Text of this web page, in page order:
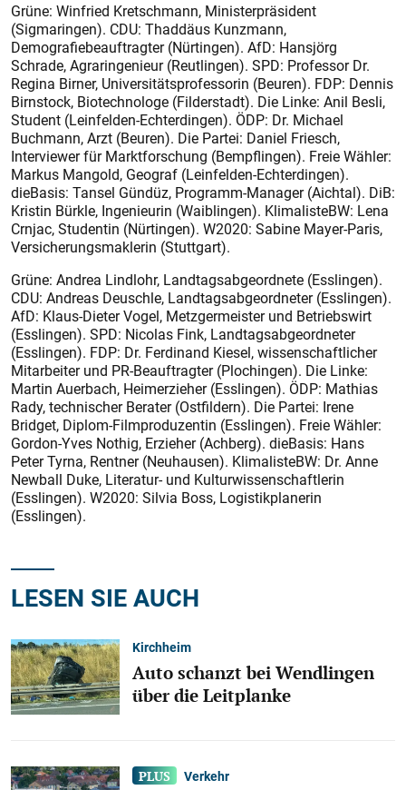
Grüne: Winfried Kretschmann, Ministerpräsident
(Sigmaringen). CDU: Thaddäus Kunzmann,
Demografiebeauftragter (Nürtingen). AfD: Hansjörg
Schrade, Agraringenieur (Reutlingen). SPD: Professor Dr.
Regina Birner, Universitätsprofessorin (Beuren). FDP: Dennis
Birnstock, Biotechnologe (Filderstadt). Die Linke: Anil Besli,
Student (Leinfelden-Echterdingen). ÖDP: Dr. Michael
Buchmann, Arzt (Beuren). Die Partei: Daniel Friesch,
Interviewer für Marktforschung (Bempflingen). Freie Wähler:
Markus Mangold, Geograf (Leinfelden-Echterdingen).
dieBasis: Tansel Gündüz, Programm-Manager (Aichtal). DiB:
Kristin Bürkle, Ingenieurin (Waiblingen). KlimalisteBW: Lena
Crnjac, Studentin (Nürtingen). W2020: Sabine Mayer-Paris,
Versicherungsmaklerin (Stuttgart).
Grüne: Andrea Lindlohr, Landtagsabgeordnete (Esslingen).
CDU: Andreas Deuschle, Landtagsabgeordneter (Esslingen).
AfD: Klaus-Dieter Vogel, Metzgermeister und Betriebswirt
(Esslingen). SPD: Nicolas Fink, Landtagsabgeordneter
(Esslingen). FDP: Dr. Ferdinand Kiesel, wissenschaftlicher
Mitarbeiter und PR-Beauftragter (Plochingen). Die Linke:
Martin Auerbach, Heimerzieher (Esslingen). ÖDP: Mathias
Rady, technischer Berater (Ostfildern). Die Partei: Irene
Bridget, Diplom-Filmproduzentin (Esslingen). Freie Wähler:
Gordon-Yves Nothig, Erzieher (Achberg). dieBasis: Hans
Peter Tyrna, Rentner (Neuhausen). KlimalisteBW: Dr. Anne
Newball Duke, Literatur- und Kulturwissenschaftlerin
(Esslingen). W2020: Silvia Boss, Logistikplanerin
(Esslingen).
LESEN SIE AUCH
Kirchheim
Auto schanzt bei Wendlingen
über die Leitplanke
Verkehr